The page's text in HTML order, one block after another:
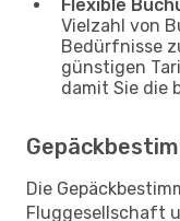
Flexible
Vielzahl von
Bedürfnisse
günstigen
damit Sie die
Die
Fluggesellschaft